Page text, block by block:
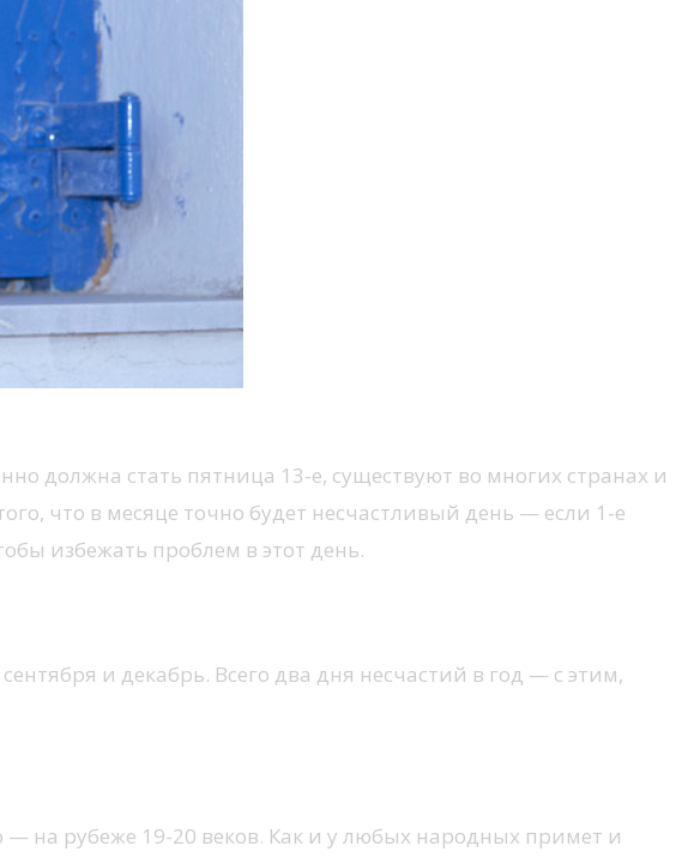
должна стать пятница 13-е, существуют во многих странах и
что в месяце точно будет несчастливый день — если 1-е
избежать проблем в этот день.
и декабрь. Всего два дня несчастий в год — с этим,
на рубеже 19-20 веков. Как и у любых народных примет и